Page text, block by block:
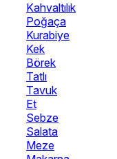
Kahvaltılık
Poğaça
Kurabiye
Kek
Börek
Tatlı
Tavuk
Et
Sebze
Salata
Meze